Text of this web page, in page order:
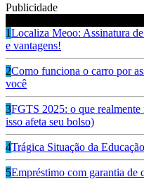
Publicidade
1Localiza Meoo: Assinatura
e vantagens!
2Como funciona o carro por
você
3FGTS 2025: o que
isso afeta seu bolso)
4Trágica Situação da
5Empréstimo com garantia de